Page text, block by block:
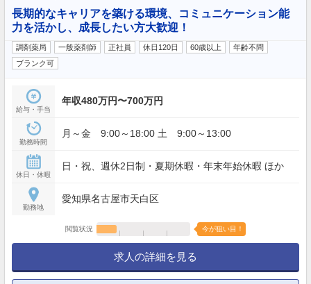
長期的なキャリアを築ける環境、コミュニケーション能
力を活かし、成長したい方大歓迎！
調剤薬局 一般薬剤師 正社員 休日120日 60歳以上
年齢不問
ブランク可
給与・手当
年収480万円〜700万円
勤務時間
月～金 9:00～18:00 土 9:00～13:00
休日・休暇
日・祝、週休2日制・夏期休暇・年末年始休暇 ほか
勤務地
愛知県名古屋市天白区
閲覧状況 今が狙い目！
求人の詳細を見る